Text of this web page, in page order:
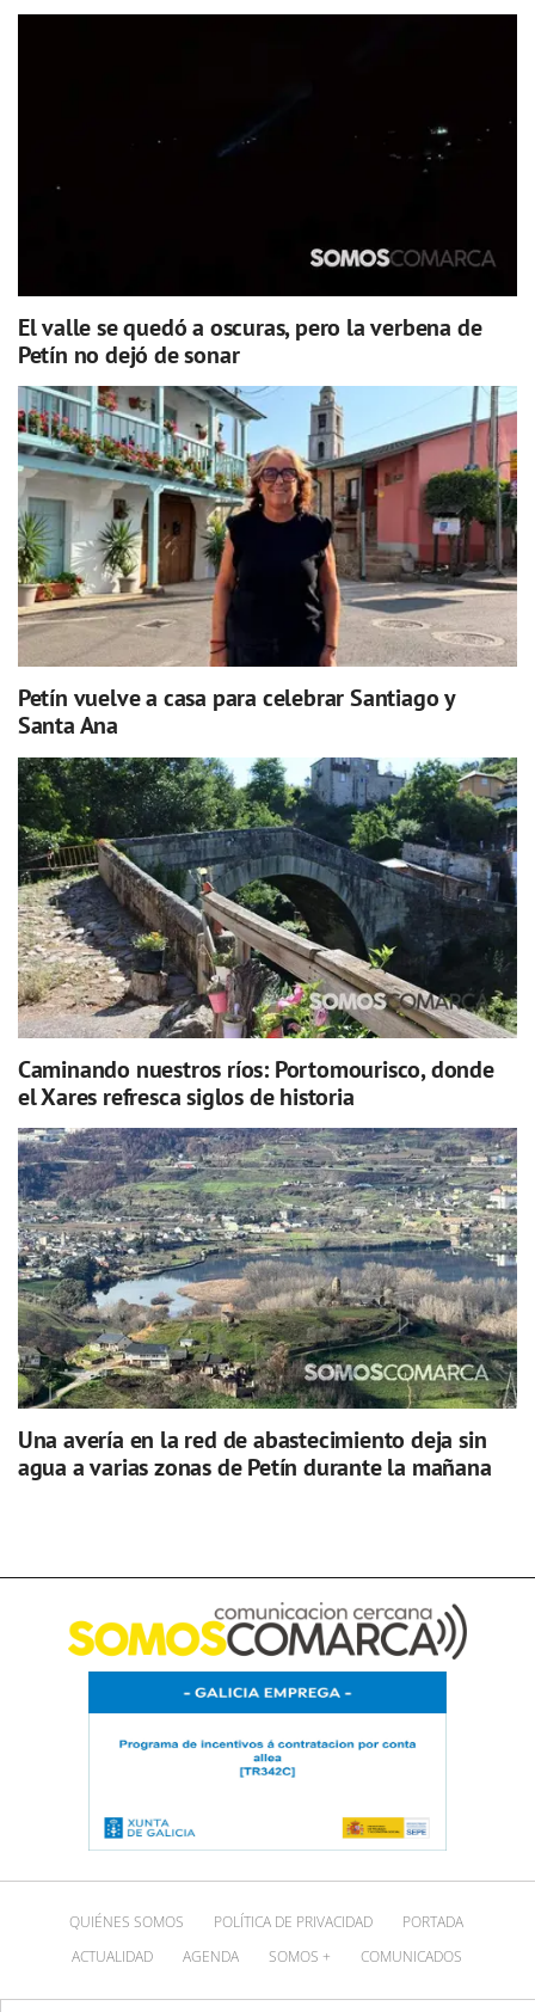
El valle se quedó a oscuras, pero la verbena de
Petín no dejó de sonar
Petín vuelve a casa para celebrar Santiago y
Santa Ana
Caminando nuestros ríos: Portomourisco, donde
el Xares refresca siglos de historia
Una avería en la red de abastecimiento deja sin
agua a varias zonas de Petín durante la mañana
QUIÉNES SOMOS POLÍTICA DE PRIVACIDAD
PORTADA
ACTUALIDAD
AGENDA SOMOS + COMUNICADOS